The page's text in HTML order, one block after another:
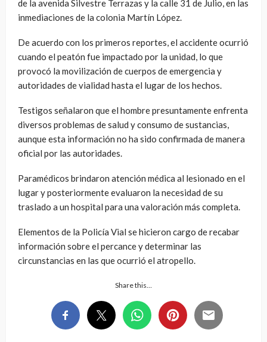
de la avenida Silvestre Terrazas y la calle 31 de Julio, en las
inmediaciones de la colonia Martín López.
De acuerdo con los primeros reportes, el accidente ocurrió
cuando el peatón fue impactado por la unidad, lo que
provocó la movilización de cuerpos de emergencia y
autoridades de vialidad hasta el lugar de los hechos.
Testigos señalaron que el hombre presuntamente enfrenta
diversos problemas de salud y consumo de sustancias,
aunque esta información no ha sido confirmada de manera
oficial por las autoridades.
Paramédicos brindaron atención médica al lesionado en el
lugar y posteriormente evaluaron la necesidad de su
traslado a un hospital para una valoración más completa.
Elementos de la Policía Vial se hicieron cargo de recabar
información sobre el percance y determinar las
circunstancias en las que ocurrió el atropello.
Share this…